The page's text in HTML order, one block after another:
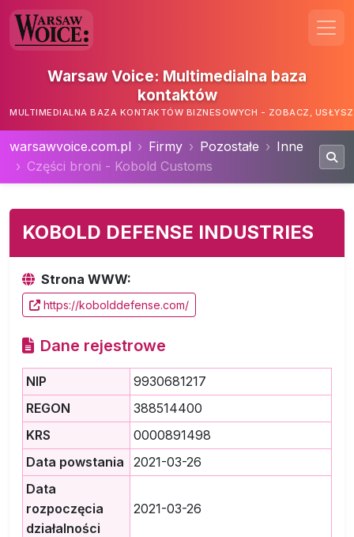
Warsaw Voice: Multimedialna baza
kontaktów
MULTIMEDIALNA BAZA KONTAKTÓW BIZNESOWYCH - ZOBACZ,
warsawvoice.com.pl Firmy Pozostałe
Inne
Części broni - Kobold Customs
KOBOLD DEFENSE INDUSTRIES
Strona WWW:
https://kobolddefense.com/
Dane rejestrowe
NIP
9930681217
REGON
388514400
KRS
0000891498
Data powstania
2021-03-26
Data
rozpoczęcia
działalności
2021-03-26